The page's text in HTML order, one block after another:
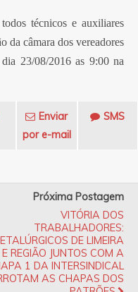
técnicos e auxiliares
da câmara dos vereadores
23/08/2016 as 9:00 na
Enviar
por e-mail
SMS
Próxima Postagem
VITÓRIA DOS
TRABALHADORES:
DE LIMEIRA
E REGIÃO JUNTOS COM A
1 DA INTERSINDICAL
AS CHAPAS DOS